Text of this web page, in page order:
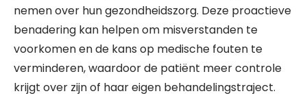
nemen over hun gezondheidszorg. Deze proactieve
benadering kan helpen om misverstanden te
voorkomen en de kans op medische fouten te
verminderen, waardoor de patiënt meer controle
krijgt over zijn of haar eigen behandelingstraject.